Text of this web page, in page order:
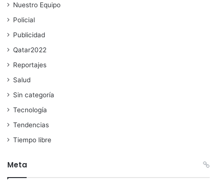
Nuestro Equipo
Policial
Publicidad
Qatar2022
Reportajes
Salud
Sin categoría
Tecnología
Tendencias
Tiempo libre
Meta